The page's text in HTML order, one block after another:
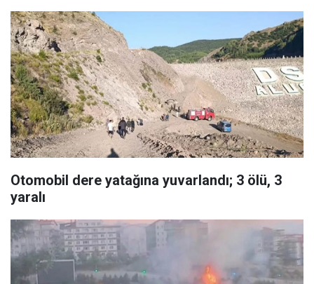
Otomobil dere yatağına yuvarlandı; 3 ölü, 3
yaralı